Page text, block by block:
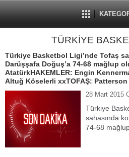
TÜRKİYE
Türkiye Basketbol Ligi’nde Tofaş
Darüşşafa Doğuş’a 74-68 mağlup
AtatürkHAKEMLER: Engin
Altuğ Köselerli xxTOFAŞ: Patterson
28 Mart 2015
Türkiye
sahasında
74-68